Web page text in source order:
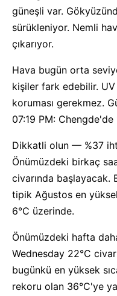
güneşli var.
sürükleniyor. Nemli
çıkarıyor.
Hava bugün orta
kişiler fark edebilir.
koruması gerekmez.
07:19 PM: Chengde'de
Dikkatli olun — %37
Önümüzdeki birkaç
civarında başlayacak.
tipik Ağustos en
6°C üzerinde.
Önümüzdeki hafta
Wednesday 22°C
bugünkü en yüksek
rekoru olan 36°C'ye